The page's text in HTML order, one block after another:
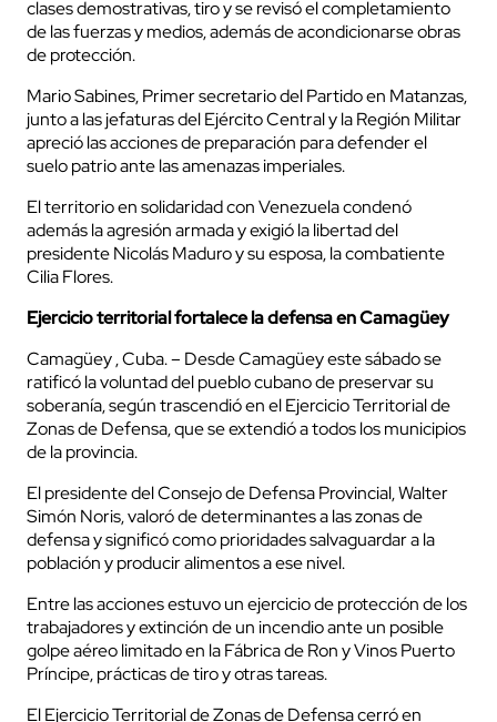
clases demostrativas, tiro y se revisó el completamiento
de las fuerzas y medios, además de acondicionarse obras
de protección.
Mario Sabines, Primer secretario del Partido en Matanzas,
junto a las jefaturas del Ejército Central y la Región Militar
apreció las acciones de preparación para defender el
suelo patrio ante las amenazas imperiales.
El territorio en solidaridad con Venezuela condenó
además la agresión armada y exigió la libertad del
presidente Nicolás Maduro y su esposa, la combatiente
Cilia Flores.
Ejercicio territorial fortalece la defensa en Camagüey
Camagüey , Cuba. – Desde Camagüey este sábado se
ratificó la voluntad del pueblo cubano de preservar su
soberanía, según trascendió en el Ejercicio Territorial de
Zonas de Defensa, que se extendió a todos los municipios
de la provincia.
El presidente del Consejo de Defensa Provincial, Walter
Simón Noris, valoró de determinantes a las zonas de
defensa y significó como prioridades salvaguardar a la
población y producir alimentos a ese nivel.
Entre las acciones estuvo un ejercicio de protección de los
trabajadores y extinción de un incendio ante un posible
golpe aéreo limitado en la Fábrica de Ron y Vinos Puerto
Príncipe, prácticas de tiro y otras tareas.
El Ejercicio Territorial de Zonas de Defensa cerró en